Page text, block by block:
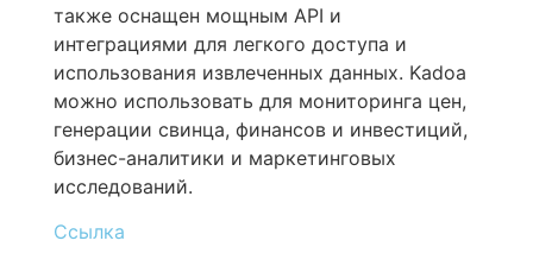
также оснащен мощным API и
интеграциями для легкого доступа и
использования извлеченных данных. Kadoa
можно использовать для мониторинга цен,
генерации свинца, финансов и инвестиций,
бизнес-аналитики и маркетинговых
исследований.
Ссылка